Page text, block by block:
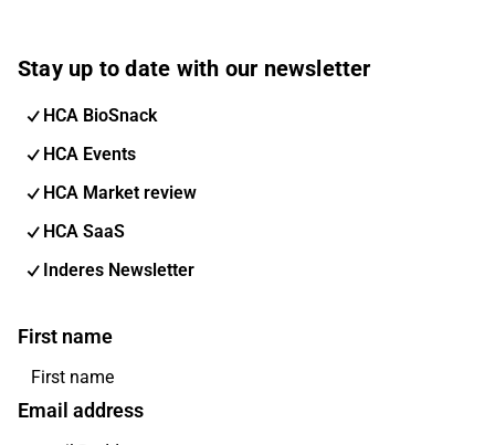
Stay up to date with our newsletter
HCA BioSnack
HCA Events
HCA Market review
HCA SaaS
Inderes Newsletter
First name
Email address